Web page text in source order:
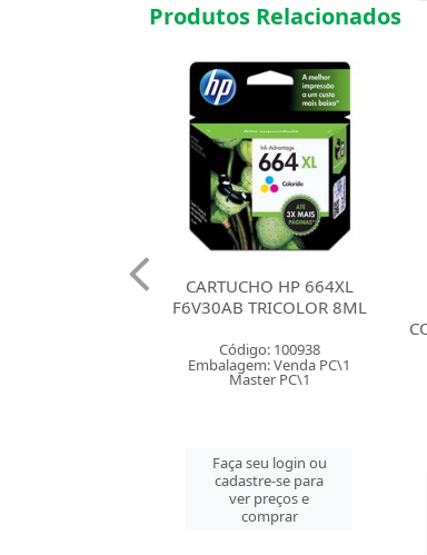
Produtos Relacionados
REFIL TINTA
MASTERPRINT
70ML
Código: 152727
Embalagem: Venda PC\1
Faça seu login ou
cadastre-se para
ver preços e